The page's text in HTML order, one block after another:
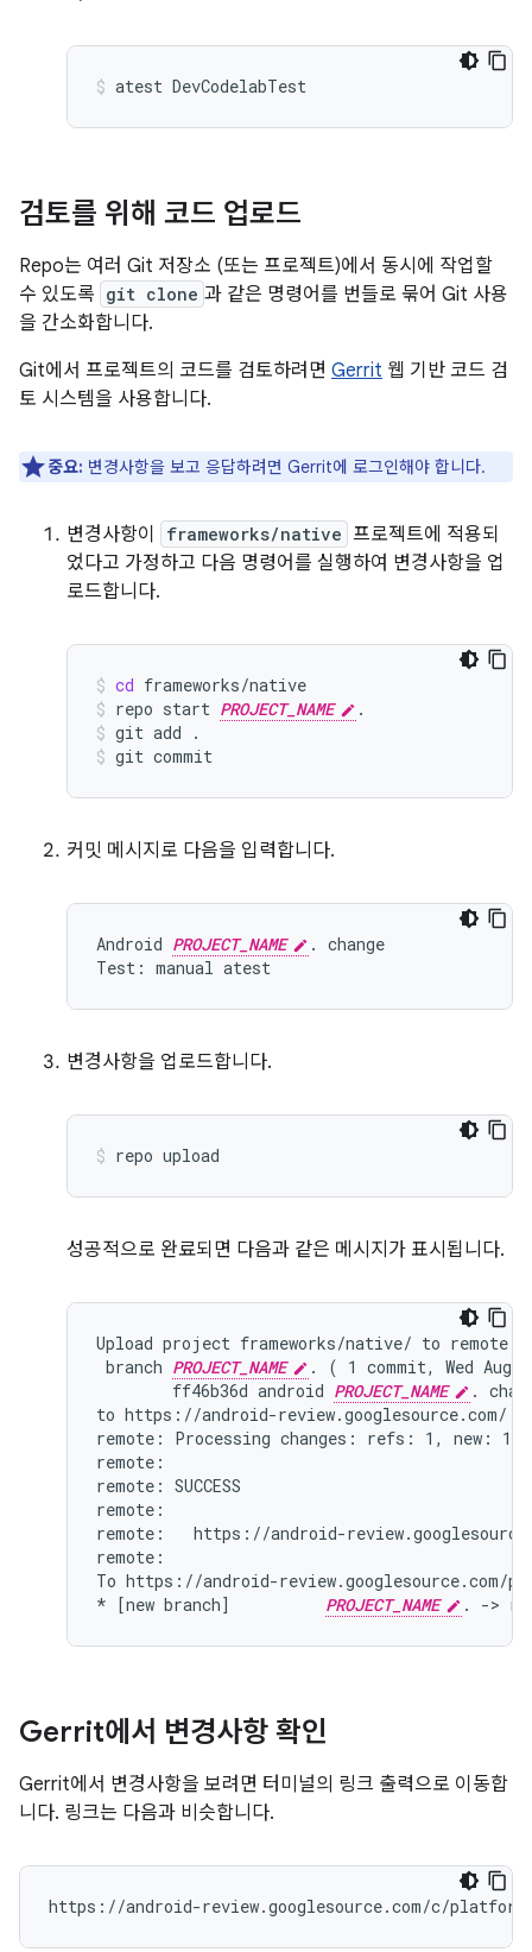
atest DevCodelabTest
검토를 위해 코드 업로드
Repo는 여러 Git 저장소 (또는 프로젝트)에서 동시에 작업할
수 있도록 git clone 과 같은 명령어를 번들로 묶어 Git 사용
을 간소화합니다.
Git에서 프로젝트의 코드를 검토하려면 Gerrit 웹 기반 코드 검
토 시스템을 사용합니다.
중요: 변경사항을 보고 응답하려면 Gerrit에 로그인해야 합니다.
변경사항이 frameworks/native 프로젝트에 적용되
었다고 가정하고 다음 명령어를 실행하여 변경사항을 업
로드합니다.
cd frameworks/native
repo start PROJECT_NAME
.
git add
.
git commit
커밋 메시지로 다음을 입력합니다.
Android PROJECT_NAME
. change
변경사항을 업로드합니다.
repo upload
성공적으로 완료되면 다음과 같은 메시지가 표시됩니다.
Upload project frameworks/native/ to remote
branch PROJECT_NAME
. ( 1 commit, Wed Aug
        ff46b36d android
PROJECT_NAME
.
to https://android-review.googlesource.com/
remote: Processing changes: refs: 1, new: 1,
remote:
remote: SUCCESS
remote:
remote:   https://android-
remote:
To https://android-review.googlesource.com/
* [new branch] PROJECT_NAME
Gerrit에서 변경사항 확인
Gerrit에서 변경사항을 보려면 터미널의 링크 출력으로 이동합
니다. 링크는 다음과 비슷합니다.